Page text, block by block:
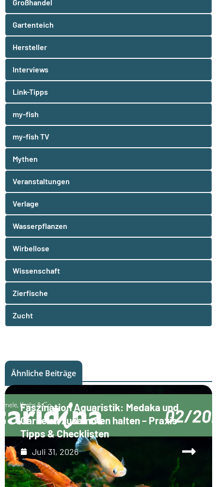
Großhandel
Gartenteich
Hersteller
Interviews
Link-Tipps
my-fish
my-fish TV
Mythen
Veranstaltungen
Verlage
Wasserpflanzen
Wirbellose
Wissenschaft
Zierfische
Zucht
Ähnliche Beiträge
Faszination Aquaristik: Medaka und
Garnelen zusammen halten – Praxis-
Tipps & Checklisten
Juli 31, 2026